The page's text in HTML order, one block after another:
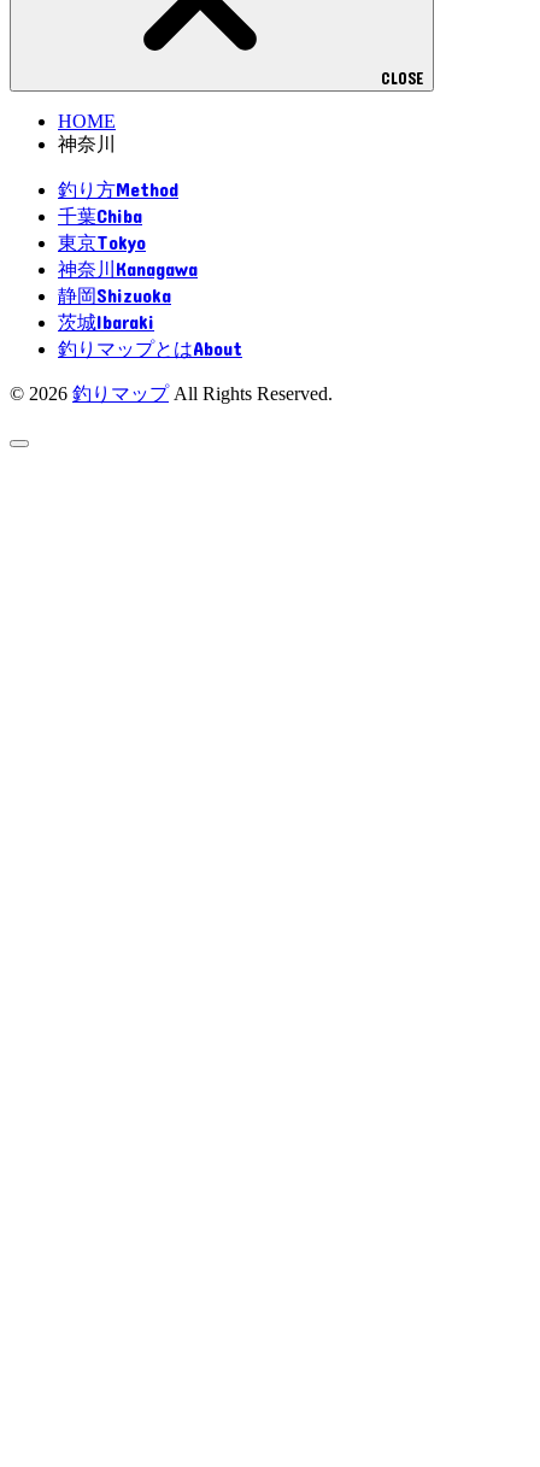
CLOSE
HOME
神奈川
釣り方Method
千葉Chiba
東京Tokyo
神奈川 Kanagawa
静岡Shizuoka
茨城Ibaraki
釣りマップとはAbout
© 2026 釣りマップAll Rights Reserved.